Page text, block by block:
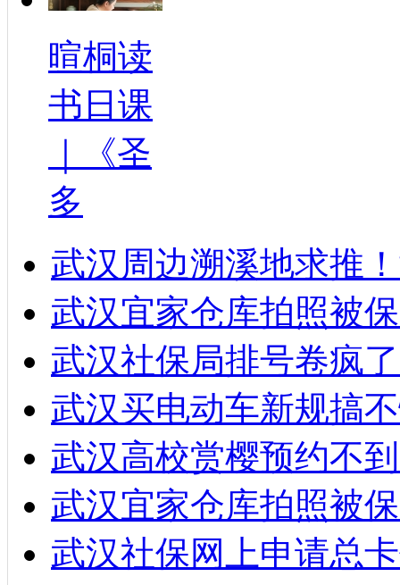
暄桐读
书日课
｜《圣
多
武汉周边溯溪地求推
武汉宜家仓库拍照被
武汉社保局排号卷疯
武汉买电动车新规搞
武汉高校赏樱预约不
武汉宜家仓库拍照被
武汉社保网上申请总